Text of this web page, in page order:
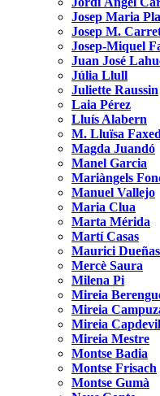
Josep Maria
Josep M.
Josep-Miquel
Juan José
Júlia Llull
Juliette Raussin
Laia Pérez
Lluís Alabern
M. Lluïsa
Magda Juandó
Manel Garcia
Mariàngels
Manuel Vallejo
Maria Clua
Marta Mérida
Martí Casas
Maurici Dueñas
Mercè Saura
Milena Pi
Mireia
Mireia
Mireia
Mireia Mestre
Montse Badia
Montse Frisach
Montse Gumà